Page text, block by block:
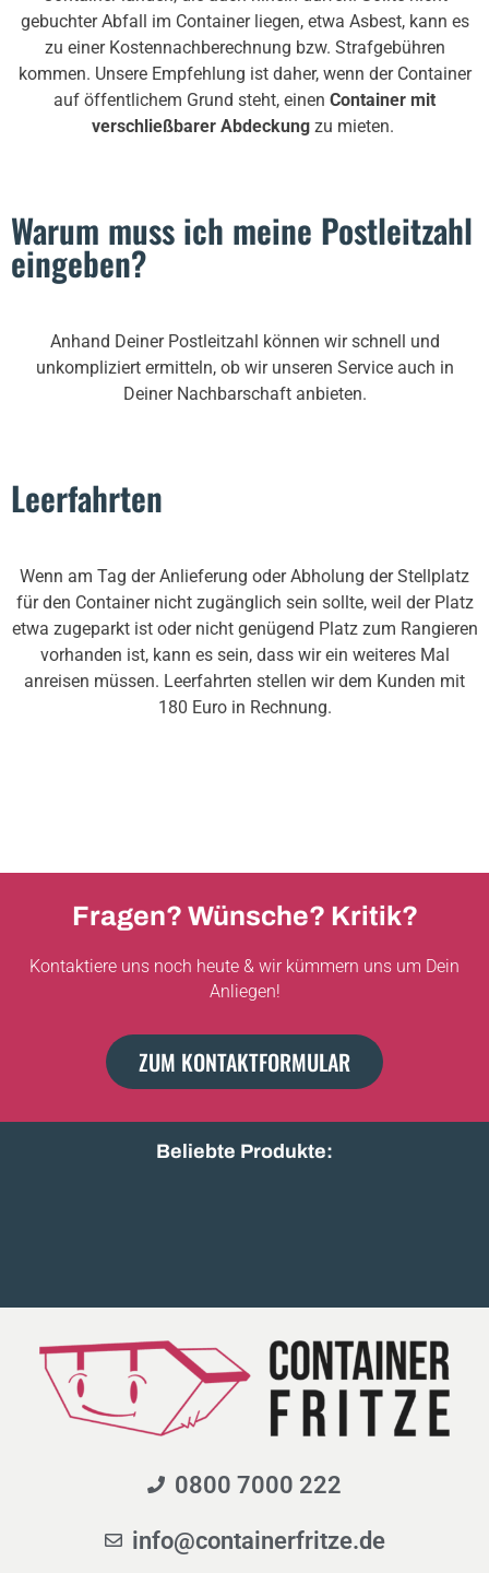
gebuchter Abfall im Container liegen, etwa Asbest, kann es
zu einer Kostennachberechnung bzw. Strafgebühren
kommen. Unsere Empfehlung ist daher, wenn der Container
auf öffentlichem Grund steht, einen Container mit
verschließbarer Abdeckungzu mieten.
Warum muss ich meine Postleitzahl
eingeben?
Anhand Deiner Postleitzahl können wir schnell und
unkompliziert ermitteln, ob wir unseren Service auch in
Deiner Nachbarschaft anbieten.
Leerfahrten
Wenn am Tag der Anlieferung oder Abholung der Stellplatz
für den Container nicht zugänglich sein sollte, weil der Platz
etwa zugeparkt ist oder nicht genügend Platz zum Rangieren
vorhanden ist, kann es sein, dass wir ein weiteres Mal
anreisen müssen. Leerfahrten stellen wir dem Kunden mit
180 Euro in Rechnung.
Fragen? Wünsche? Kritik?
Kontaktiere uns noch heute & wir kümmern uns um Dein
Anliegen!
ZUM KONTAKTFORMULAR
Beliebte Produkte:
0800 7000 222
info@containerfritze.de